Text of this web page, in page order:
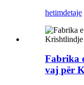
hetimdetaje
Fabrika
vaj për